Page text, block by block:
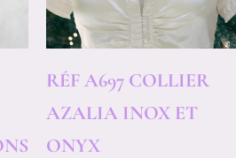
RÉF A697 COLLIER
AZALIA INOX ET
ONYX